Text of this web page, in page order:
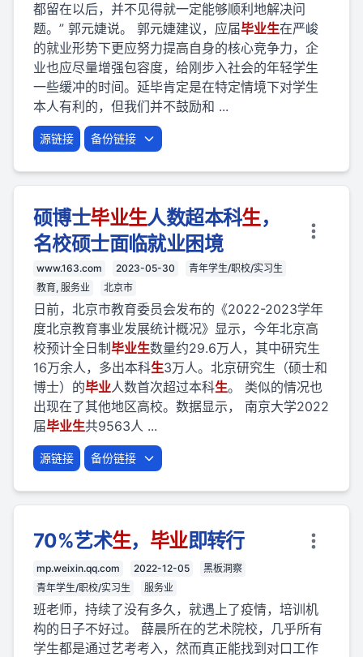
都留在以后，并不见得就一定能够顺利地解决问
题。” 郭元婕说。 郭元婕建议，应届毕业生在严峻
的就业形势下更应努力提高自身的核心竞争力，企
业也应尽量增强包容度，给刚步入社会的年轻学生
一些缓冲的时间。延毕肯定是在特定情境下对学生
本人有利的，但我们并不鼓励和 ...
源链接 备份链接
硕博士毕业生人数超本科生，
名校硕士面临就业困境
www.163.com 2023-05-30
青年学生/职校/实习生
教育, 服务业
北京市
日前，北京市教育委员会发布的《2022-2023学年
度北京教育事业发展统计概况》显示，今年北京高
校预计全日制 毕业生数量约29.6万人，其中研究生
16万余人，多出本科生3万人。北京研究生（硕士和
博士）的毕业人数首次超过本科生。 类似的情况也
出现在了其他地区高校。数据显示， 南京大学2022
届毕业生共9563人 ...
源链接 备份链接
70%艺术生， 毕业即转行
mp.weixin.qq.com 2022-12-05
黑板洞察
青年学生/职校/实习生
服务业
班老师，持续了没有多久，就遇上了疫情，培训机
构的日子不好过。 薛晨所在的艺术院校，几乎所有
学生都是通过艺考考入，然而真正能找到对口工作